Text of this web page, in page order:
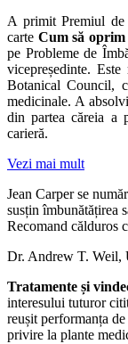
A primit Premiul de
carte Cum să
pe Probleme de
vicepreședinte.
Botanical Council,
medicinale. A
din partea căreia a
carieră.
Vezi mai mult
Jean Carper se
susțin îmbunătățirea
Recomand călduros
Dr. Andrew T. Weil,
Tratamente și
interesului tuturor
reușit performanța
privire la plante